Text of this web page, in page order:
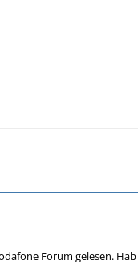
Forum gelesen.